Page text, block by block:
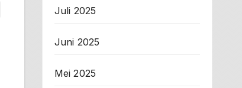
Juli 2025
Juni 2025
Mei 2025